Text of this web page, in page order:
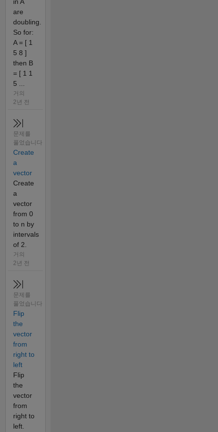
in A
are
doubling.
So for:
A = [ 1
5 8 ]
then B
= [ 1 1
5 ...
거의
2년 전
문제를
풀었습니다
Create
a
vector
Create
a
vector
from 0
to n by
intervals
of 2.
거의
2년 전
문제를
풀었습니다
Flip
the
vector
from
right to
left
Flip
the
vector
from
right to
left.